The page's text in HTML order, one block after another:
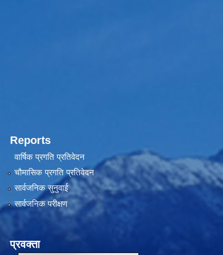
Reports
वार्षिक प्रगति प्रतिवेदन
चौमासिक प्रगति प्रतिवेदन
सार्वजनिक सुनुवाई
सार्वजनिक परीक्षण
प्रवक्ता